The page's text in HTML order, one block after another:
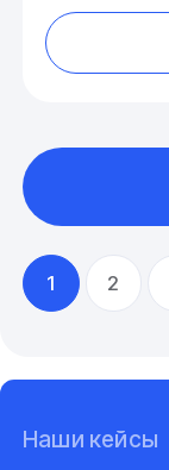
1 2
Наши кейсы